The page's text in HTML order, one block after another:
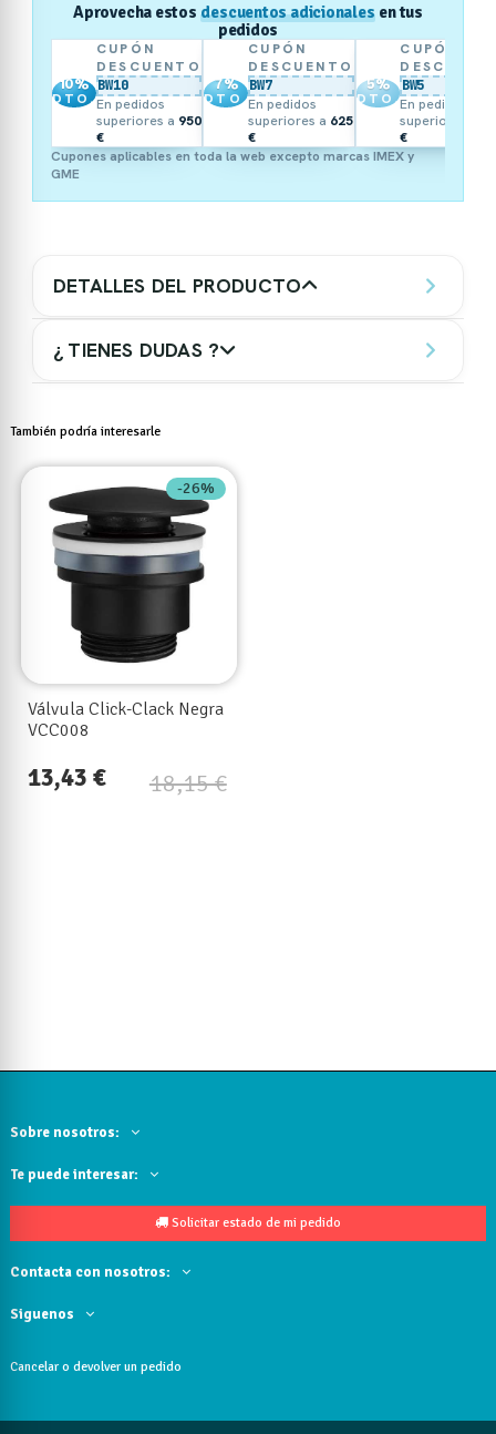
Aprovecha estos descuentos adicionales en tus
pedidos
10%
DTO.
CUPÓN
DESCUENTO
BW10
En pedidos
superiores a 950
€
7%
DTO.
CUPÓN
DESCUENTO
BW7
En pedidos
superiores a 625
€
5%
DTO.
CUPÓN
BW5
En pedidos
superiores a
€
Cupones aplicables en toda la web excepto marcas IMEX y
GME
DETALLES DEL PRODUCTO
¿ TIENES DUDAS ?
También podría interesarle
-26%
Válvula Click-Clack Negra
VCC008
18,15 €
13,43 €
Sobre nosotros:
Te puede interesar:
Solicitar estado de mi pedido
Contacta con nosotros:
Siguenos
Cancelar o devolver un pedido